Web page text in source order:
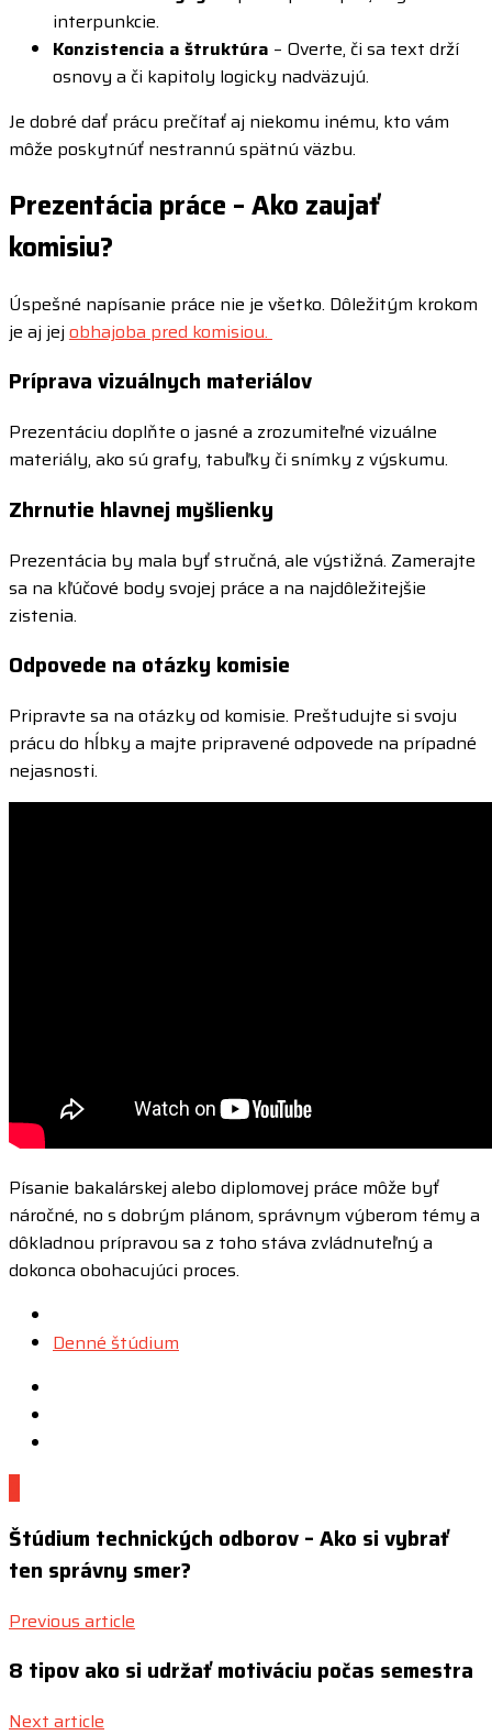
interpunkcie.
Konzistencia a štruktúra – Overte, či sa text drží
osnovy a či kapitoly logicky nadväzujú.
Je dobré dať prácu prečítať aj niekomu inému, kto vám
môže poskytnúť nestrannú spätnú väzbu.
Prezentácia práce – Ako zaujať
komisiu?
Úspešné napísanie práce nie je všetko. Dôležitým krokom
je aj jej obhajoba pred komisiou.
Príprava vizuálnych materiálov
Prezentáciu doplňte o jasné a zrozumiteľné vizuálne
materiály, ako sú grafy, tabuľky či snímky z výskumu.
Zhrnutie hlavnej myšlienky
Prezentácia by mala byť stručná, ale výstižná. Zamerajte
sa na kľúčové body svojej práce a na najdôležitejšie
zistenia.
Odpovede na otázky komisie
Pripravte sa na otázky od komisie. Preštudujte si svoju
prácu do hĺbky a majte pripravené odpovede na prípadné
nejasnosti.
Písanie bakalárskej alebo diplomovej práce môže byť
náročné, no s dobrým plánom, správnym výberom témy a
dôkladnou prípravou sa z toho stáva zvládnuteľný a
dokonca obohacujúci proces.
in
Denné štúdium
Štúdium technických odborov – Ako si vybrať
ten správny smer?
Previous article
8 tipov ako si udržať motiváciu počas semestra
Next article